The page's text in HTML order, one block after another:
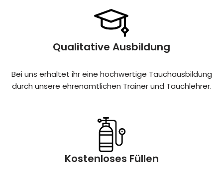
Qualitative Ausbildung
Bei uns erhaltet ihr eine hochwertige Tauchausbildung
durch unsere ehrenamtlichen Trainer und Tauchlehrer.
Kostenloses Füllen